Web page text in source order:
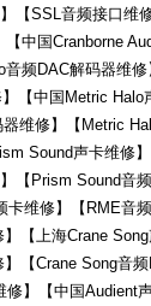
【SSL音频接口维
中国Cranborne
音频DAC解码器维
】【中国Metric
器维修】【Metric
Sound声卡维修
【Prism Sound音
卡维修】【RME音
【上海Crane
】【Crane Song音
修】【中国Audient